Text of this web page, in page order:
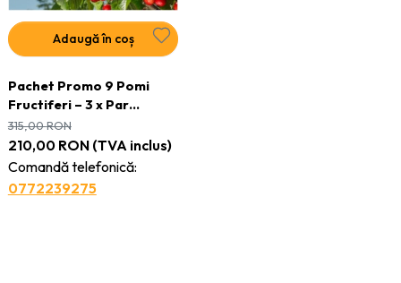
Adaugă în coș
Pachet Promo 9 Pomi
Fructiferi – 3 x Par
Untoasa Hardy, 3 x Mar
Red Melba, 3 x Visin
Crisana - Radacina
Ambalata
210,00 RON(TVA inclus)
Comandă telefonică:
0772239275
315,00RON